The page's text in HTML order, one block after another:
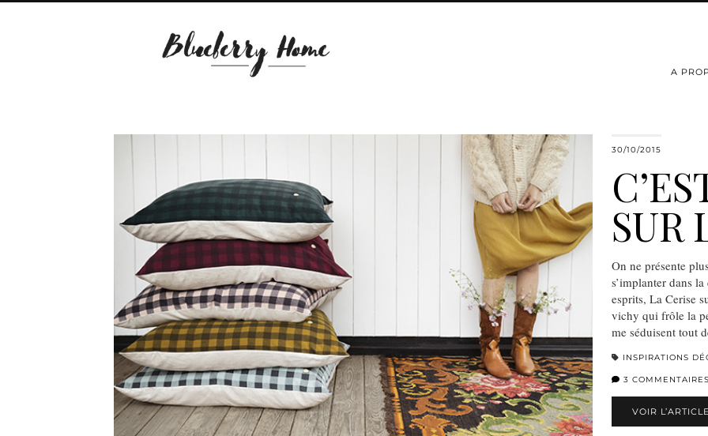
A
30/10/2015
SUR
On ne présente
s’implanter dans
esprits, La Cerise
vichy qui frôle la
me séduisent tout
INSPIRATIONS
3 COMMENTAIRES
VOIR L’ARTICLE